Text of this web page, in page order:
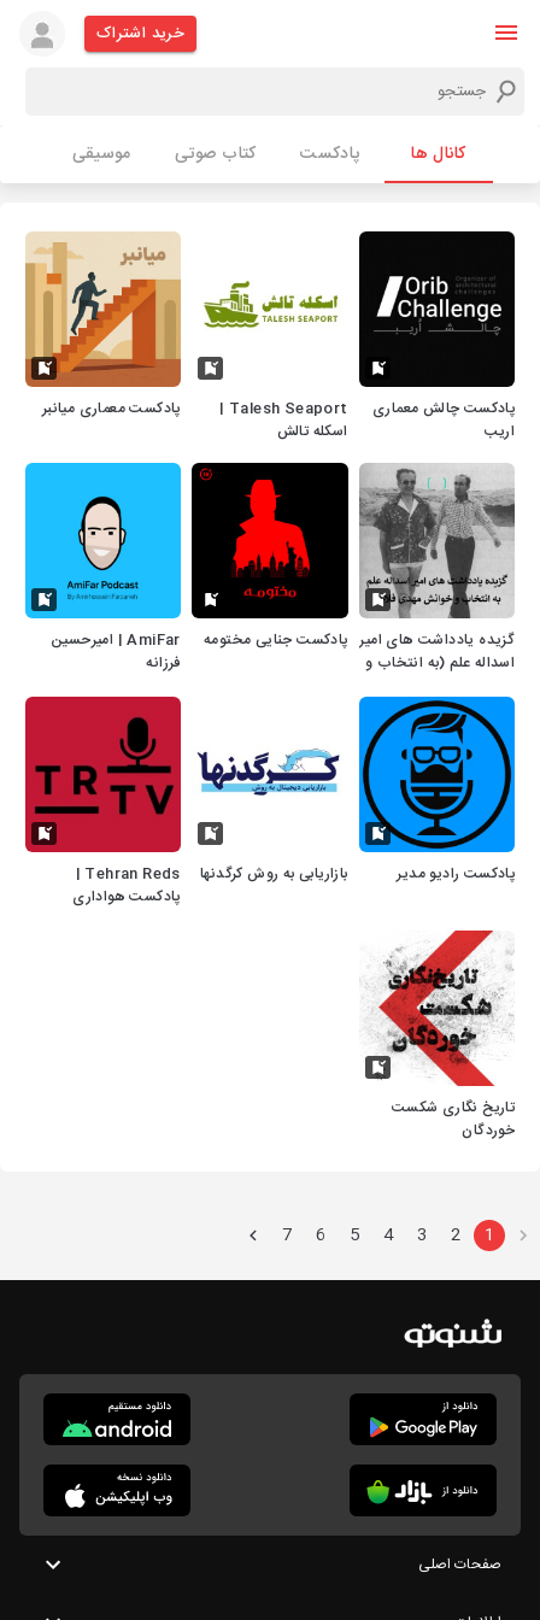
خرید اشتراک
کانال ها پادکست کتاب صوتی موسیقی
پادکست چالش معماری
اریب
Talesh Seaport |
اسکله تالش
پادکست معماری میانبر
گزیده یادداشت های امیر
اسداله علم (به انتخاب و
پادکست جنایی مختومه
AmiFar | امیرحسین
فرزانه
پادکست رادیو مدیر بازاریابی به روش کرگدنها
Tehran Reds |
پادکست هواداری
تاریخ نگاری شکست
خوردگان
1
2
3
4
5
6
7
صفحات اصلی